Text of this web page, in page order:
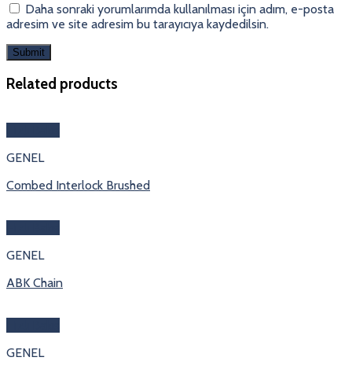
Daha sonraki yorumlarımda kullanılması için adım, e-posta
adresim ve site adresim bu tarayıcıya kaydedilsin.
Related products
GENEL
Combed Interlock Brushed
GENEL
ABK Chain
GENEL